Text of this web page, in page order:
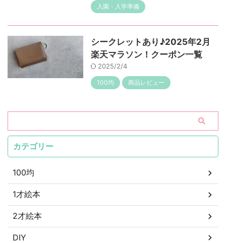
入園・入学準備
シークレットあり♪2025年2月
楽天マラソン！クーポン一覧
2025/2/4
100均 商品レビュー
カテゴリー
100均
1才絵本
2才絵本
DIY